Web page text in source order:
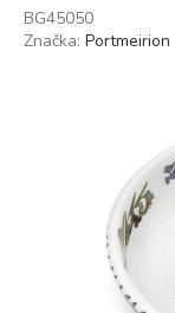
BG45050
Značka: Portmeirion